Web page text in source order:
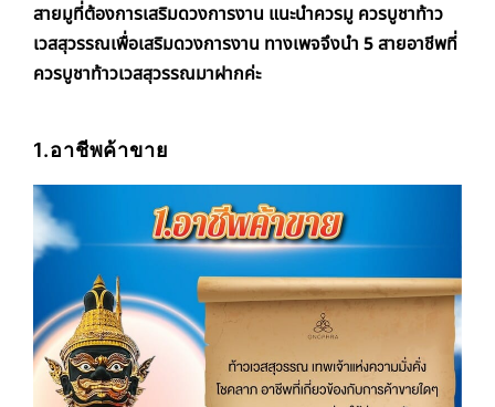
สายมูที่ต้องการเสริมดวงการงาน แนะนำควรมู ควรบูชาท้าว
เวสสุวรรณเพื่อเสริมดวงการงาน ทางเพจจึงนำ 5 สายอาชีพที่
ควรบูชาท้าวเวสสุวรรณมาฝากค่ะ
1.อาชีพค้าขาย